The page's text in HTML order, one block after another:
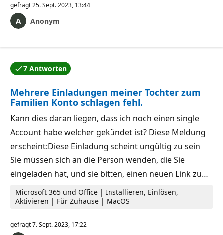
gefragt25. Sept. 2023, 13:44
Anonym
7 Antworten
Eine der Antworten wurde vom Autor der Frage
Mehrere Einladungen meiner Tochter zum
Familien Konto schlagen fehl.
Kann dies daran liegen, dass ich noch einen single
Account habe welcher gekündet ist? Diese Meldung
erscheint:Diese Einladung scheint ungültig zu sein
Sie müssen sich an die Person wenden, die Sie
eingeladen hat, und sie bitten, einen neuen Link zu…
Microsoft 365 und Office | Installieren, Einlösen,
Aktivieren | Für Zuhause | MacOS
gefragt7. Sept. 2023, 17:22